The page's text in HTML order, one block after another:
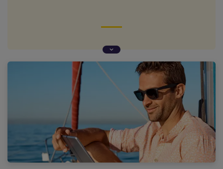
Le prix d'une assurance bateau selon le type de
Les éléments qui font varier le prix d'une
assurance bateau